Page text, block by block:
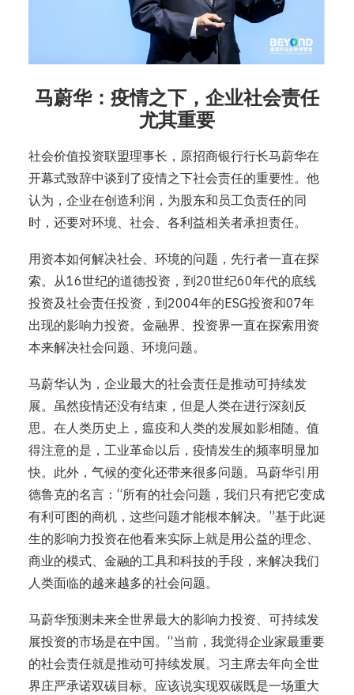
马蔚华：疫情之下，企业社会责任
尤其重要
社会价值投资联盟理事长，原招商银行行长马蔚华在
开幕式致辞中谈到了疫情之下社会责任的重要性。他
认为，企业在创造利润，为股东和员工负责任的同
时，还要对环境、社会、各利益相关者承担责任。
用资本如何解决社会、环境的问题，先行者一直在探
索。从16世纪的道德投资，到20世纪60年代的底线
投资及社会责任投资，到2004年的ESG投资和07年
出现的影响力投资。金融界、投资界一直在探索用资
本来解决社会问题、环境问题。
马蔚华认为，企业最大的社会责任是推动可持续发
展。虽然疫情还没有结束，但是人类在进行深刻反
思。在人类历史上，瘟疫和人类的发展如影相随。值
得注意的是，工业革命以后，疫情发生的频率明显加
快。此外，气候的变化还带来很多问题。马蔚华引用
德鲁克的名言：“所有的社会问题，我们只有把它变成
有利可图的商机，这些问题才能根本解决。”基于此诞
生的影响力投资在他看来实际上就是用公益的理念、
商业的模式、金融的工具和科技的手段，来解决我们
人类面临的越来越多的社会问题。
马蔚华预测未来全世界最大的影响力投资、可持续发
展投资的市场是在中国。“当前，我觉得企业家最重要
的社会责任就是推动可持续发展。习主席去年向全世
界庄严承诺双碳目标。应该说实现双碳既是一场重大